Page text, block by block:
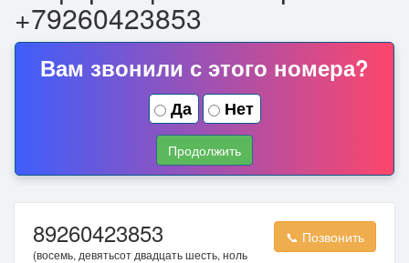
+79260423853
Вам звонили с этого номера?
Да Нет
Продолжить
89260423853 📞 Позвонить
(восемь, девятьсот двадцать шесть, ноль